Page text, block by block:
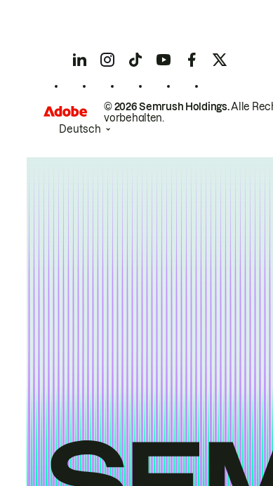
© 2026 Semrush Holdings.Alle
vorbehalten.
Deutsch